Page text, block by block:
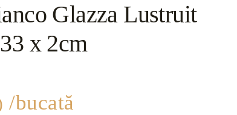
Glazza Lustruit
x 2cm
/bucată